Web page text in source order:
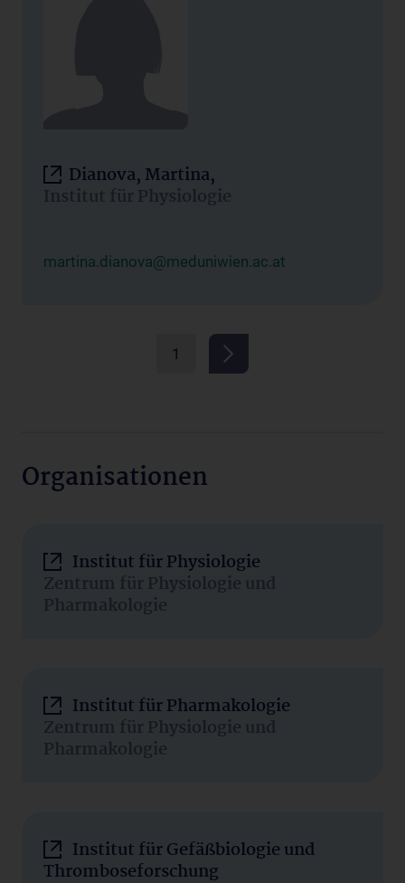
Dianova, Martina,
Institut für Physiologie
martina.dianova@meduniwien.ac.at
1
Organisationen
Institut für Physiologie
Zentrum für Physiologie und
Pharmakologie
Institut für Pharmakologie
Zentrum für Physiologie und
Pharmakologie
Institut für Gefäßbiologie und
Thromboseforschung